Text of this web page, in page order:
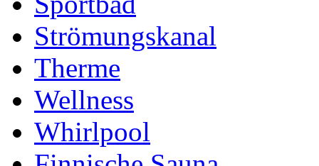
Strömungskanal
Therme
Wellness
Whirlpool